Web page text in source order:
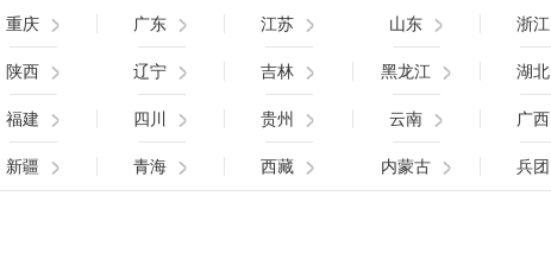
重庆 广东 江苏 山东 浙江
陕西 辽宁 吉林 黑龙江 湖北
福建 四川 贵州 云南 广西
新疆 青海 西藏 内蒙古 兵团